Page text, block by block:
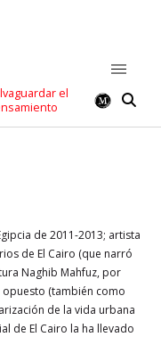
el
de 2011-2013; artista
de El Cairo (que narró
Naghib Mahfuz, por
opuesto (también como
de la vida urbana
de El Cairo la ha llevado